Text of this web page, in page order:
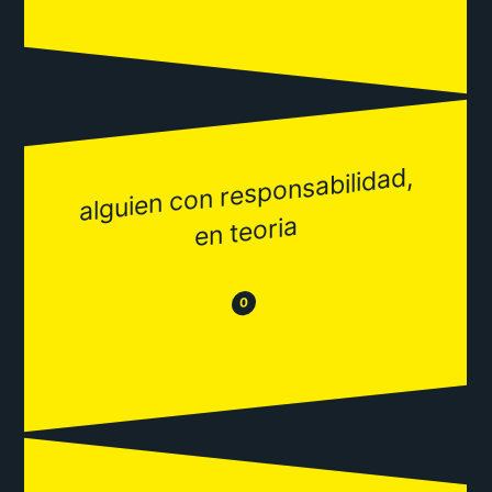
alguien con responsabilidad,
en teoria
😒 0 😂